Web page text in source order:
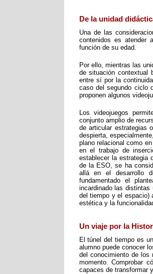
De la unidad
Una de las
contenidos es atender
función de su edad.
Por ello, mientras las
de situación contextual
entre sí por la
caso del segundo ciclo
proponen algunos
Los videojuegos
conjunto amplio de
de articular estrategias
despierta,
plano relacional como
en el trabajo de
establecer la estrategia
de la ESO, se ha
allá en el desarrollo
fundamentado el
incardinado las
del tiempo y el espacio)
estética y la
Un viaje por la
El túnel del tiempo es
alumno puede conocer
del conocimiento de
momento. Comprobar
capaces de transformar